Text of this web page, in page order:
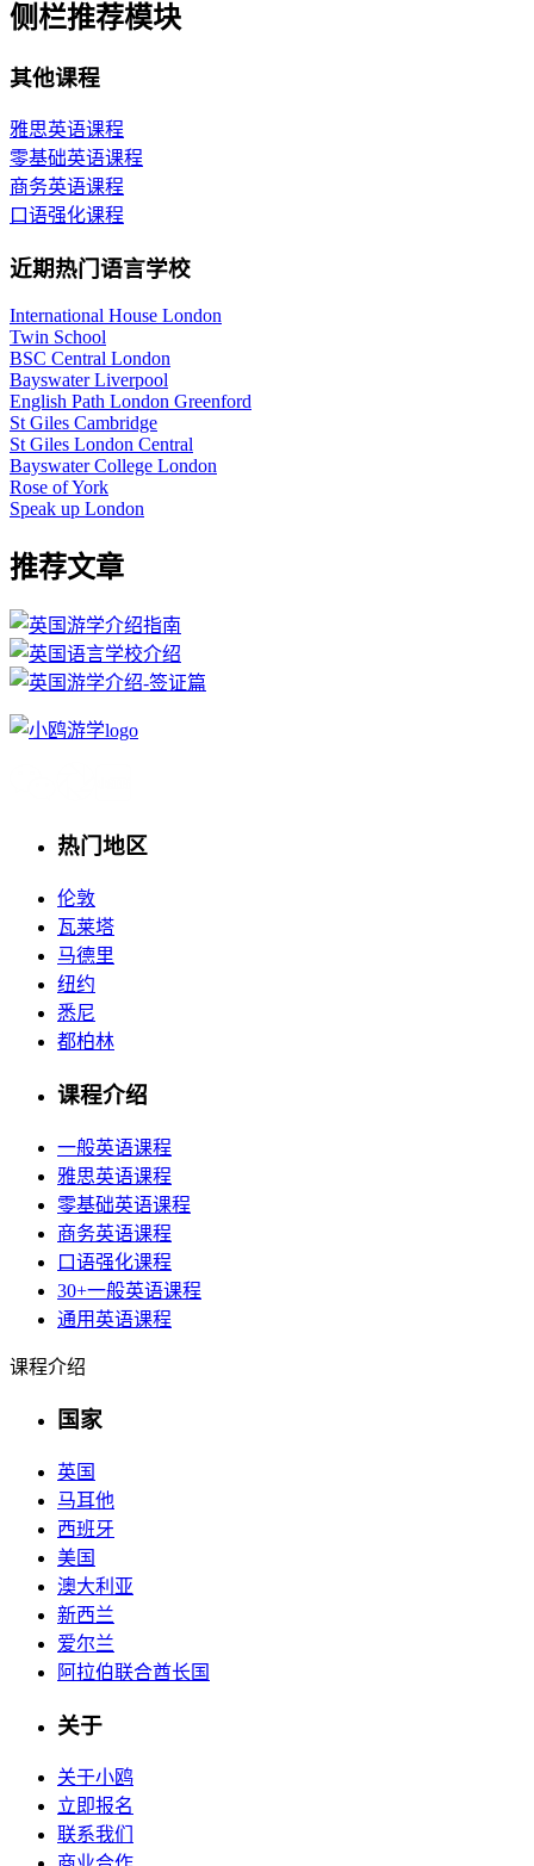
侧栏推荐模块
其他课程
雅思英语课程
零基础英语课程
商务英语课程
口语强化课程
近期热门语言学校
International House London
Twin School
BSC Central London
Bayswater Liverpool
English Path London Greenford
St Giles Cambridge
St Giles London Central
Bayswater College London
Rose of York
Speak up London
推荐文章
热门地区
伦敦
瓦莱塔
马德里
纽约
悉尼
都柏林
课程介绍
一般英语课程
雅思英语课程
零基础英语课程
商务英语课程
口语强化课程
30+一般英语课程
通用英语课程
课程介绍
国家
英国
马耳他
西班牙
美国
澳大利亚
新西兰
爱尔兰
阿拉伯联合酋长国
关于
关于小鸥
立即报名
联系我们